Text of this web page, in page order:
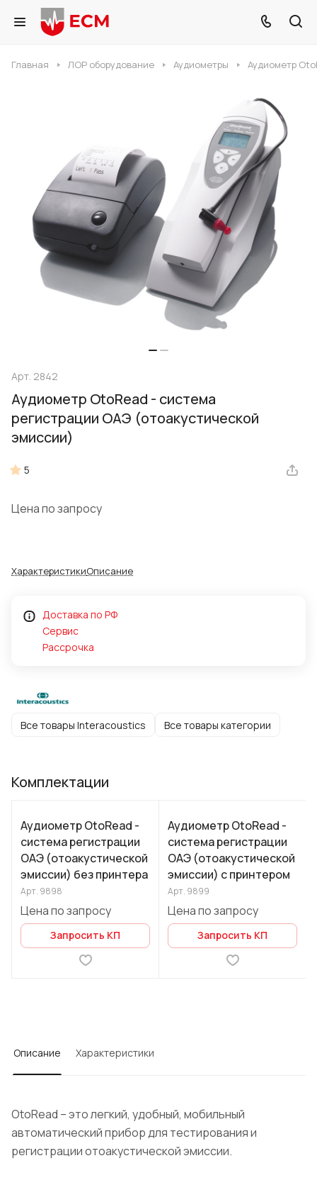
Главная ЛОР оборудование Аудиометры Аудиометр
Арт. 2842
Аудиометр OtoRead - система
регистрации ОАЭ (отоакустической
эмиссии)
5
Цена по запросу
ХарактеристикиОписание
Доставка по РФ
Сервис
Рассрочка
Все товары Interacoustics Все товары категории
Комплектации
Аудиометр OtoRead -
система регистрации
ОАЭ (отоакустической
эмиссии) без принтера
Арт. 9898
Цена по запросу
Запросить КП
Аудиометр OtoRead -
система регистрации
ОАЭ (отоакустической
эмиссии) с принтером
Арт. 9899
Цена по запросу
Запросить КП
Описание Характеристики
OtoRead – это легкий, удобный, мобильный
автоматический прибор для тестирования и
регистрации отоакустической эмиссии.